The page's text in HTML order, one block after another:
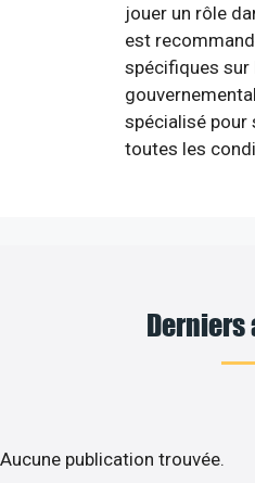
jouer un rôle
est
spécifiques
spécialisé pour
toutes les
Aucune publication trouvée.